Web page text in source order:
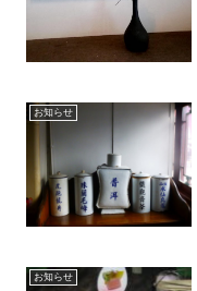
お知らせ
お知らせ